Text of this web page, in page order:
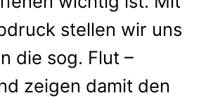
stellen wir uns
die sog. Flut –
zeigen damit den